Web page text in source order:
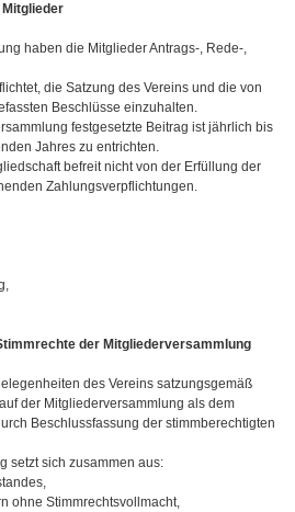
haben die Mitglieder Antrags-, Rede-,
die Satzung des Vereins und die von
Beschlüsse einzuhalten.
festgesetzte Beitrag ist jährlich bis
Jahres zu entrichten.
befreit nicht von der Erfüllung der
Zahlungsverpflichtungen.
der Mitgliederversammlung
des Vereins satzungsgemäß
der Mitgliederversammlung als dem
Beschlussfassung der stimmberechtigten
setzt sich zusammen aus:
ohne Stimmrechtsvollmacht,